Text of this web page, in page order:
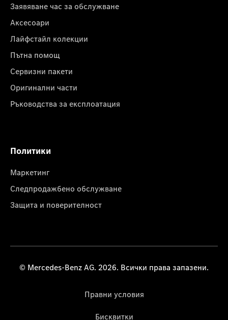
Заявяване час за обслужване
Аксесоари
Лайфстайл колекции
Пътна помощ
Сервизни пакети
Оригинални части
Ръководства за експлоатация
Политики
Маркетинг
Следпродажбено обслужване
Защита и поверителност
© Mercedes-Benz AG. 2026. Всички права запазени.
Правни условия
Бисквитки